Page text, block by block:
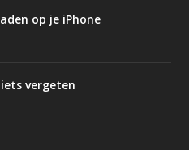
op je iPhone
vergeten